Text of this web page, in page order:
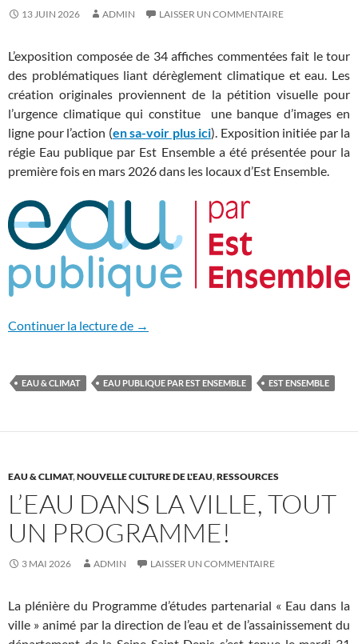
13 JUIN 2026 ADMIN LAISSER UN COMMENTAIRE
L’exposition composée de 34 affiches commentées fait le tour
des problématiques liant dérèglement climatique et eau. Les
création originales proviennent de la pétition visuelle pour
l’urgence climatique qui constitue une banque d’images en
ligne pour l’action (en sa-voir plus ici). Exposition initiée par la
régie Eau publique par Est Ensemble a été présentée pour la
première fois en mars 2026 dans les locaux d’Est Ensemble.
Continuer la lecture de Exposition Eau & changement climatique
→
EAU & CLIMAT EAU PUBLIQUE PAR EST ENSEMBLE EST ENSEMBLE
EAU & CLIMAT,NOUVELLE CULTURE DE L'EAU,RESSOURCES
L’EAU DANS LA VILLE, TOUT
UN PROGRAMME!
3 MAI 2026 ADMIN LAISSER UN COMMENTAIRE
La plénière du Programme d’études partenarial « Eau dans la
ville » animé par la direction de l’eau et de l’assainissement du